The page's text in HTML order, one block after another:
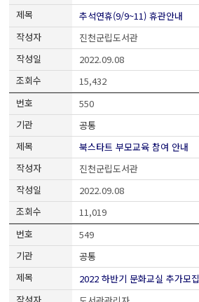
추석연휴(9/9~11) 휴관안내
진천군립도서관
2022.09.08
15,432
550
공통
북스타트 부모교육 참여 안내
진천군립도서관
2022.09.08
11,019
549
공통
2022 하반기 문화교실 추가모집